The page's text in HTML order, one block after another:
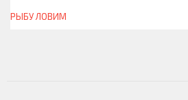
ВЧЕРА, 16:30
РЫБУ ЛОВИМ